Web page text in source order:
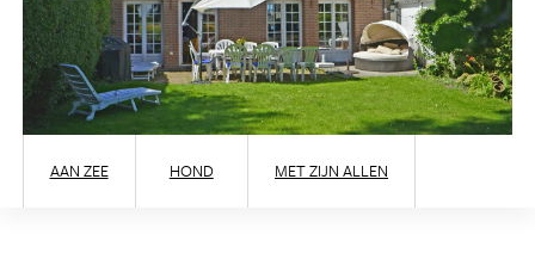
AAN ZEE HOND MET ZIJN ALLEN